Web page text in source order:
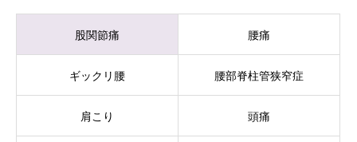
股関節痛 腰痛
ギックリ腰 腰部脊柱管狭窄症
肩こり 頭痛
電話予約はこちら LINEで簡単予約